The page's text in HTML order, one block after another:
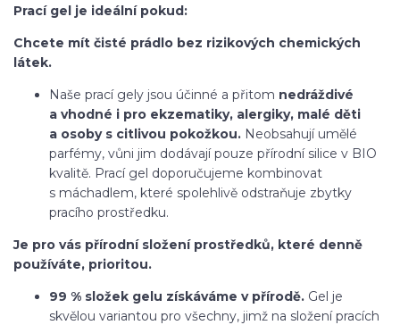
Prací gel je ideální pokud:
Chcete mít čisté prádlo bez rizikových chemických
látek.
Naše prací gely jsou účinné a přitom nedráždivé
a vhodné i pro ekzematiky, alergiky, malé děti
a osoby s citlivou pokožkou. Neobsahují umělé
parfémy, vůni jim dodávají pouze přírodní silice v BIO
kvalitě. Prací gel doporučujeme kombinovat
s máchadlem, které spolehlivě odstraňuje zbytky
pracího prostředku.
Je pro vás přírodní složení prostředků, které denně
používáte, prioritou.
99 % složek gelu získáváme v přírodě. Gel je
skvělou variantou pro všechny, jimž na složení pracích